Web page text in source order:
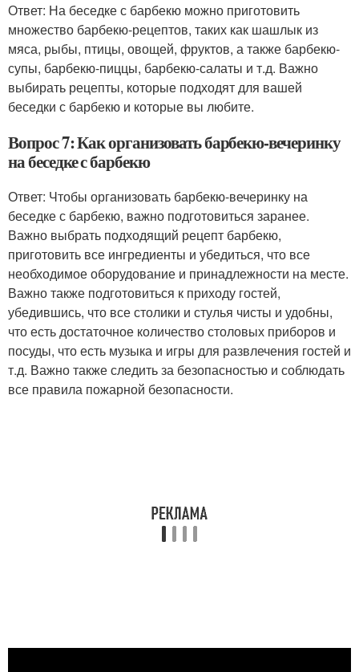
Ответ: На беседке с барбекю можно приготовить
множество барбекю-рецептов, таких как шашлык из
мяса, рыбы, птицы, овощей, фруктов, а также барбекю-
супы, барбекю-пиццы, барбекю-салаты и т.д. Важно
выбирать рецепты, которые подходят для вашей
беседки с барбекю и которые вы любите.
Вопрос 7: Как организовать барбекю-вечеринку
на беседке с барбекю
Ответ: Чтобы организовать барбекю-вечеринку на
беседке с барбекю, важно подготовиться заранее.
Важно выбрать подходящий рецепт барбекю,
приготовить все ингредиенты и убедиться, что все
необходимое оборудование и принадлежности на месте.
Важно также подготовиться к приходу гостей,
убедившись, что все столики и стулья чисты и удобны,
что есть достаточное количество столовых приборов и
посуды, что есть музыка и игры для развлечения гостей и
т.д. Важно также следить за безопасностью и соблюдать
все правила пожарной безопасности.